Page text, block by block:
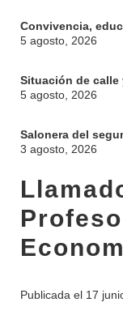
Convivencia,
5 agosto, 2026
Situación de calle
5 agosto, 2026
Salonera del
3 agosto, 2026
Publicada el 17